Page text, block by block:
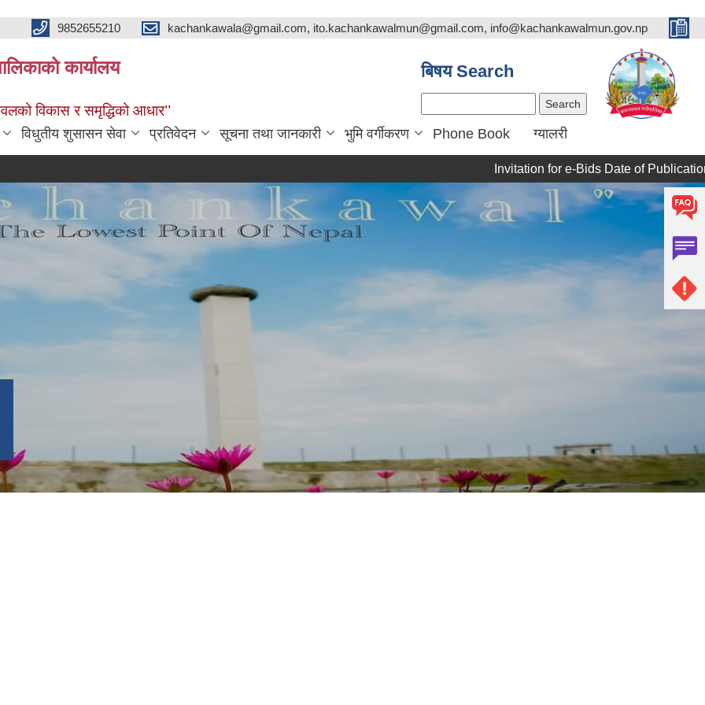
9852655210 kachankawala@gmail.com, ito.kachankawalmun@gmail.com, info@kachankawalmun.gov.np
कार्यालय
विकास र समृद्धिको आधार’’
बिषय Search
विधुतीय शुसासन सेवा प्रतिवेदन सूचना तथा जानकारी भुमि वर्गीकरण Phone Book ग्यालरी
Invitation for e-Bids Date of Publication: